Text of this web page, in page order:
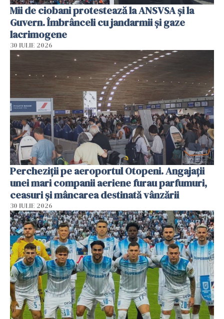
Mii de ciobani protestează la ANSVSA și la
Guvern. Îmbrânceli cu jandarmii și gaze
lacrimogene
30 IULIE 2026
Percheziții pe aeroportul Otopeni. Angajații
unei mari companii aeriene furau parfumuri,
ceasuri și mâncarea destinată vânzării
30 IULIE 2026